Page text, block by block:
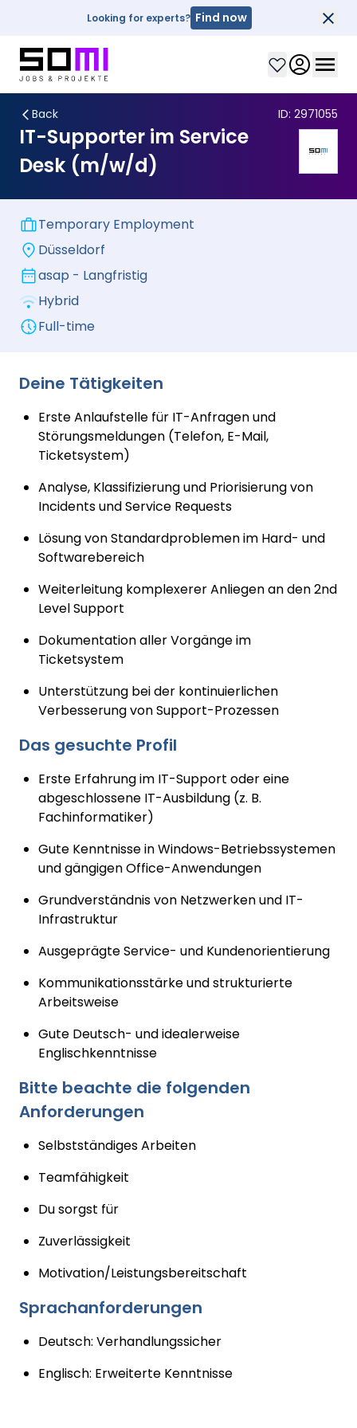
Looking for experts? Find now
Back ID: 2971055
IT-Supporter im Service
Desk (m/w/d)
Temporary Employment
Düsseldorf
asap - Langfristig
Hybrid
Full-time
Deine Tätigkeiten
Erste Anlaufstelle für IT-Anfragen und
Störungsmeldungen (Telefon, E-Mail,
Ticketsystem)
Analyse, Klassifizierung und Priorisierung von
Incidents und Service Requests
Lösung von Standardproblemen im Hard- und
Softwarebereich
Weiterleitung komplexerer Anliegen an den 2nd
Level Support
Dokumentation aller Vorgänge im
Ticketsystem
Unterstützung bei der kontinuierlichen
Verbesserung von Support-Prozessen
Das gesuchte Profil
Erste Erfahrung im IT-Support oder eine
abgeschlossene IT-Ausbildung (z. B.
Fachinformatiker)
Gute Kenntnisse in Windows-Betriebssystemen
und gängigen Office-Anwendungen
Grundverständnis von Netzwerken und IT-
Infrastruktur
Ausgeprägte Service- und Kundenorientierung
Kommunikationsstärke und strukturierte
Arbeitsweise
Gute Deutsch- und idealerweise
Englischkenntnisse
Bitte beachte die folgenden
Anforderungen
Selbstständiges Arbeiten
Teamfähigkeit
Du sorgst für
Zuverlässigkeit
Motivation/Leistungsbereitschaft
Sprachanforderungen
Deutsch: Verhandlungssicher
Englisch: Erweiterte Kenntnisse